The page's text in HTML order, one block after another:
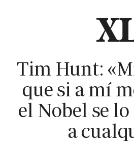
Tim Hunt:
que si a mí
el Nobel se
a